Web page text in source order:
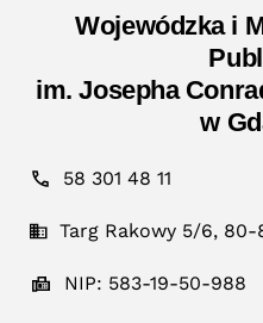
Wojewódzka i
im. Josepha
w
58 301 48 11
Targ Rakowy 5/6, 80-
NIP: 583-19-50-988